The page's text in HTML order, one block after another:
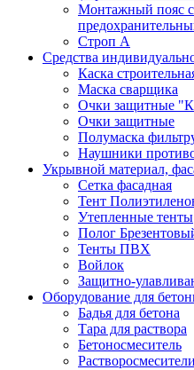
Монтажный пояс
Строп А
Средства
Каска
Маска сварщика
Очки защитные
Очки защитные
Полумаска
Наушники
Укрывной материал,
Сетка фасадная
Тент
Утепленные тенты
Полог
Тенты ПВХ
Войлок
Защитно-
Оборудование для
Бадья для бетона
Тара для раствора
Бетоносмеситель
Растворосмесители